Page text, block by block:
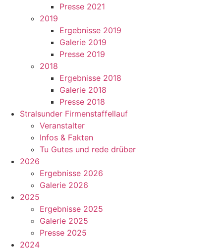
Presse 2021
2019
Ergebnisse 2019
Galerie 2019
Presse 2019
2018
Ergebnisse 2018
Galerie 2018
Presse 2018
Stralsunder Firmenstaffellauf
Veranstalter
Infos & Fakten
Tu Gutes und rede drüber
2026
Ergebnisse 2026
Galerie 2026
2025
Ergebnisse 2025
Galerie 2025
Presse 2025
2024